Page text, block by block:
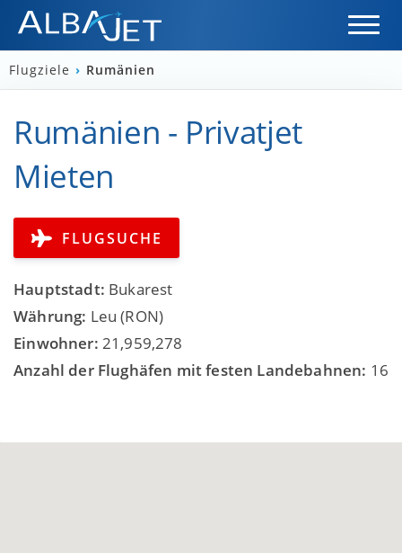
Flugziele › Rumänien
Rumänien - Privatjet
Mieten
FLUGSUCHE
Hauptstadt: Bukarest
Währung: Leu (RON)
Einwohner: 21,959,278
Anzahl der Flughäfen mit festen Landebahnen: 16